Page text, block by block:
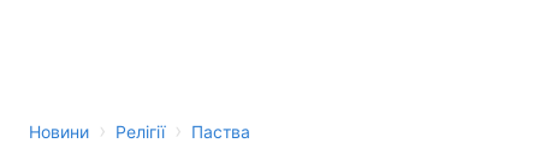
Новини › Релігії › Паства